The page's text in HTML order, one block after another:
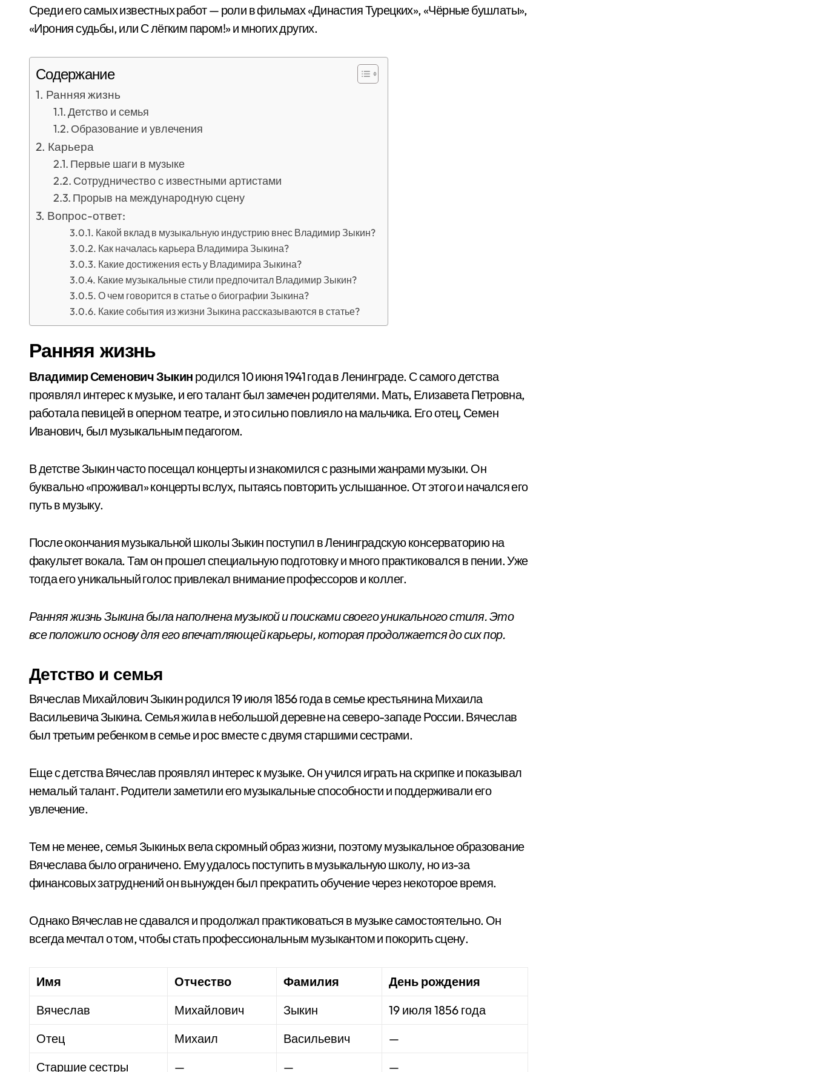
Среди его самых известных работ — роли в фильмах «Династия Турецких», «Чёрные бушлаты»,
«Ирония судьбы, или С лёгким паром!» и многих других.
Содержание
Ранняя жизнь
Детство и семья
Образование и увлечения
Карьера
Первые шаги в музыке
Сотрудничество с известными артистами
Прорыв на международную сцену
Вопрос-ответ:
Какой вклад в музыкальную индустрию внес Владимир Зыкин?
Как началась карьера Владимира Зыкина?
Какие достижения есть у Владимира Зыкина?
Какие музыкальные стили предпочитал Владимир Зыкин?
О чем говорится в статье о биографии Зыкина?
Какие события из жизни Зыкина рассказываются в статье?
Ранняя жизнь
Владимир Семенович Зыкин родился 10 июня 1941 года в Ленинграде. С самого детства
проявлял интерес к музыке, и его талант был замечен родителями. Мать, Елизавета Петровна,
работала певицей в оперном театре, и это сильно повлияло на мальчика. Его отец, Семен
Иванович, был музыкальным педагогом.
В детстве Зыкин часто посещал концерты и знакомился с разными жанрами музыки. Он
буквально «проживал» концерты вслух, пытаясь повторить услышанное. От этого и начался его
путь в музыку.
После окончания музыкальной школы Зыкин поступил в Ленинградскую консерваторию на
факультет вокала. Там он прошел специальную подготовку и много практиковался в пении. Уже
тогда его уникальный голос привлекал внимание профессоров и коллег.
Ранняя жизнь Зыкина была наполнена музыкой и поисками своего уникального стиля. Это
все положило основу для его впечатляющей карьеры, которая продолжается до сих пор.
Детство и семья
Вячеслав Михайлович Зыкин родился 19 июля 1856 года в семье крестьянина Михаила
Васильевича Зыкина. Семья жила в небольшой деревне на северо-западе России. Вячеслав
был третьим ребенком в семье и рос вместе с двумя старшими сестрами.
Еще с детства Вячеслав проявлял интерес к музыке. Он учился играть на скрипке и показывал
немалый талант. Родители заметили его музыкальные способности и поддерживали его
увлечение.
Тем не менее, семья Зыкиных вела скромный образ жизни, поэтому музыкальное образование
Вячеслава было ограничено. Ему удалось поступить в музыкальную школу, но из-за
финансовых затруднений он вынужден был прекратить обучение через некоторое время.
Однако Вячеслав не сдавался и продолжал практиковаться в музыке самостоятельно. Он
всегда мечтал о том, чтобы стать профессиональным музыкантом и покорить сцену.
Имя Отчество Фамилия
День рождения
Вячеслав
Михайлович Зыкин
19 июля 1856 года
Отец
Михаил Васильевич
—
Старшие сестры
— — —